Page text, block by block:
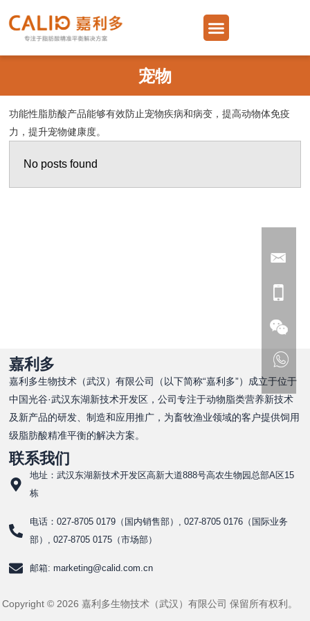
至
Menu
宠物
功能性脂肪酸产品能够有效防止宠物疾病和病变，提高动物体免疫
力，提升宠物健康度。
No posts found
嘉利多
嘉利多生物技术（武汉）有限公司（以下简称“嘉利多”）成立于位于
中国光谷·武汉东湖新技术开发区，公司专注于动物脂类营养新技术
及新产品的研发、制造和应用推广，为畜牧渔业领域的客户提供饲用
级脂肪酸精准平衡的解决方案。
联系我们
地址：武汉东湖新技术开发区高新大道888号高农生物园总部A区15
栋
电话：027-8705 0179（国内销售部）, 027-8705 0176（国际业务
部）, 027-8705 0175（市场部）
邮箱: marketing@calid.com.cn
Copyright © 2026 嘉利多生物技术（武汉）有限公司 保留所有权利。